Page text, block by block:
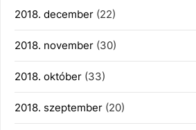
2018. december (22)
2018. november (30)
2018. október (33)
2018. szeptember (20)